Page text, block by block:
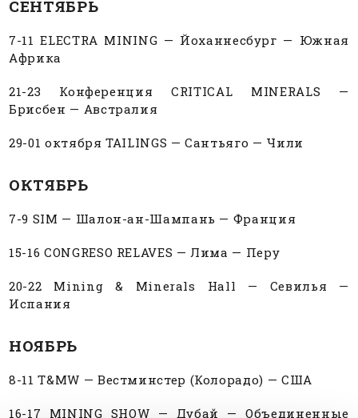
СЕНТЯБРЬ
7-11 ELECTRA MINING — Йоханнесбург — Южная
Африка
21-23 Конференция CRITICAL MINERALS —
Брисбен — Австралия
29-01 октября TAILINGS — Сантьяго — Чили
ОКТЯБРЬ
7-9 SIM — Шалон-ан-Шампань — Франция
15-16 CONGRESO RELAVES — Лима — Перу
20-22 Mining & Minerals Hall — Севилья —
Испания
НОЯБРЬ
8-11 T&MW — Вестминстер (Колорадо) — США
16-17 MINING SHOW — Дубай — Объединенные